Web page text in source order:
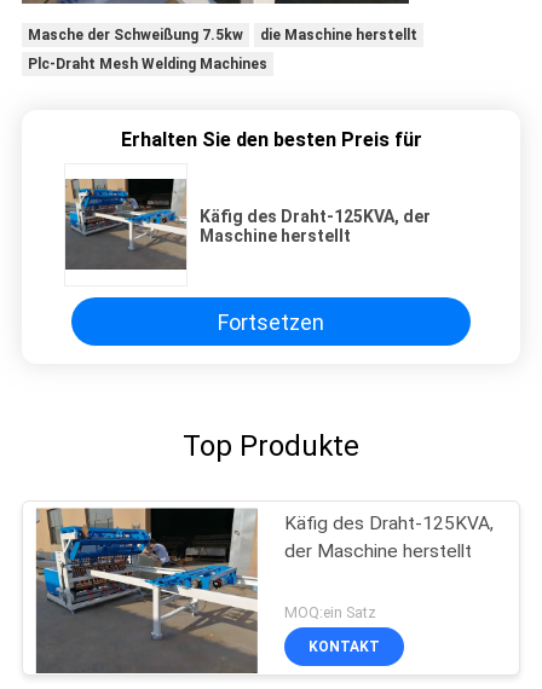
Masche der Schweißung 7.5kw
die Maschine herstellt
Plc-Draht Mesh Welding Machines
Erhalten Sie den besten Preis für
Käfig des Draht-125KVA, der
Maschine herstellt
Fortsetzen
Top Produkte
Käfig des Draht-125KVA,
der Maschine herstellt
MOQ:ein Satz
KONTAKT